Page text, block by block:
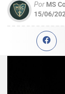
Por MS
15/06/